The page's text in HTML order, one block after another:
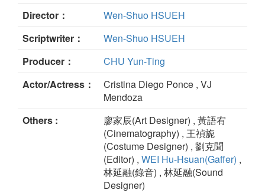
Director：
Wen-Shuo HSUEH
Scriptwriter：
Wen-Shuo HSUEH
Producer：
CHU Yun-Ting
Actor/Actress：
Cristina Diego Ponce , VJ
Mendoza
Others :
廖家辰(Art Designer) , 黃語宥
(Cinematography) , 王禎旎
(Costume Designer) , 劉克聞
(Editor) , WEI Hu-Hsuan(Gaffer) ,
林延融(錄音) , 林延融(Sound
Designer)